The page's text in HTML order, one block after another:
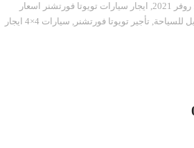
2021
, ايجار سيارات تويوتا فورتشنر اسعار
, تأجير تويوتا فورتشنر ,
سيارات 4×4 ايجار